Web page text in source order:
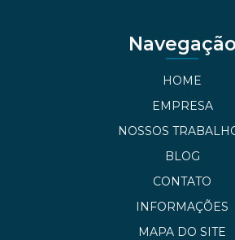
Navegação
HOME
EMPRESA
NOSSOS
BLOG
CONTATO
INFORMAÇÕES
MAPA DO SITE